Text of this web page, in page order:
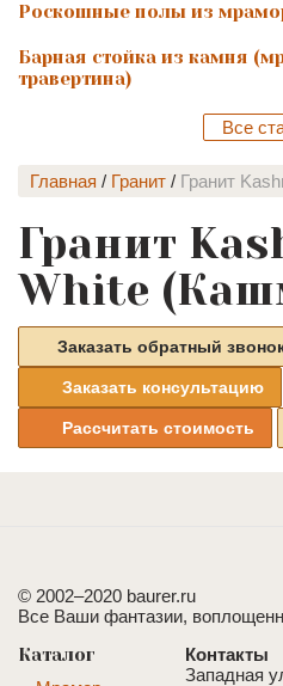
Роскошные полы из
Барная стойка из камня
травертина)
Все
Главная / Гранит / Гранит
Гранит
White
Заказать обратный
Заказать консультацию
Рассчитать стоимость
© 2002–2020 baurer.ru
Все Ваши фантазии,
Контакты
Западная
Каталог